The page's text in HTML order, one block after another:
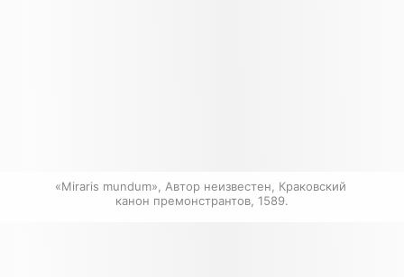
«Miraris mundum», Автор неизвестен, Краковский
канон премонстрантов, 1589.